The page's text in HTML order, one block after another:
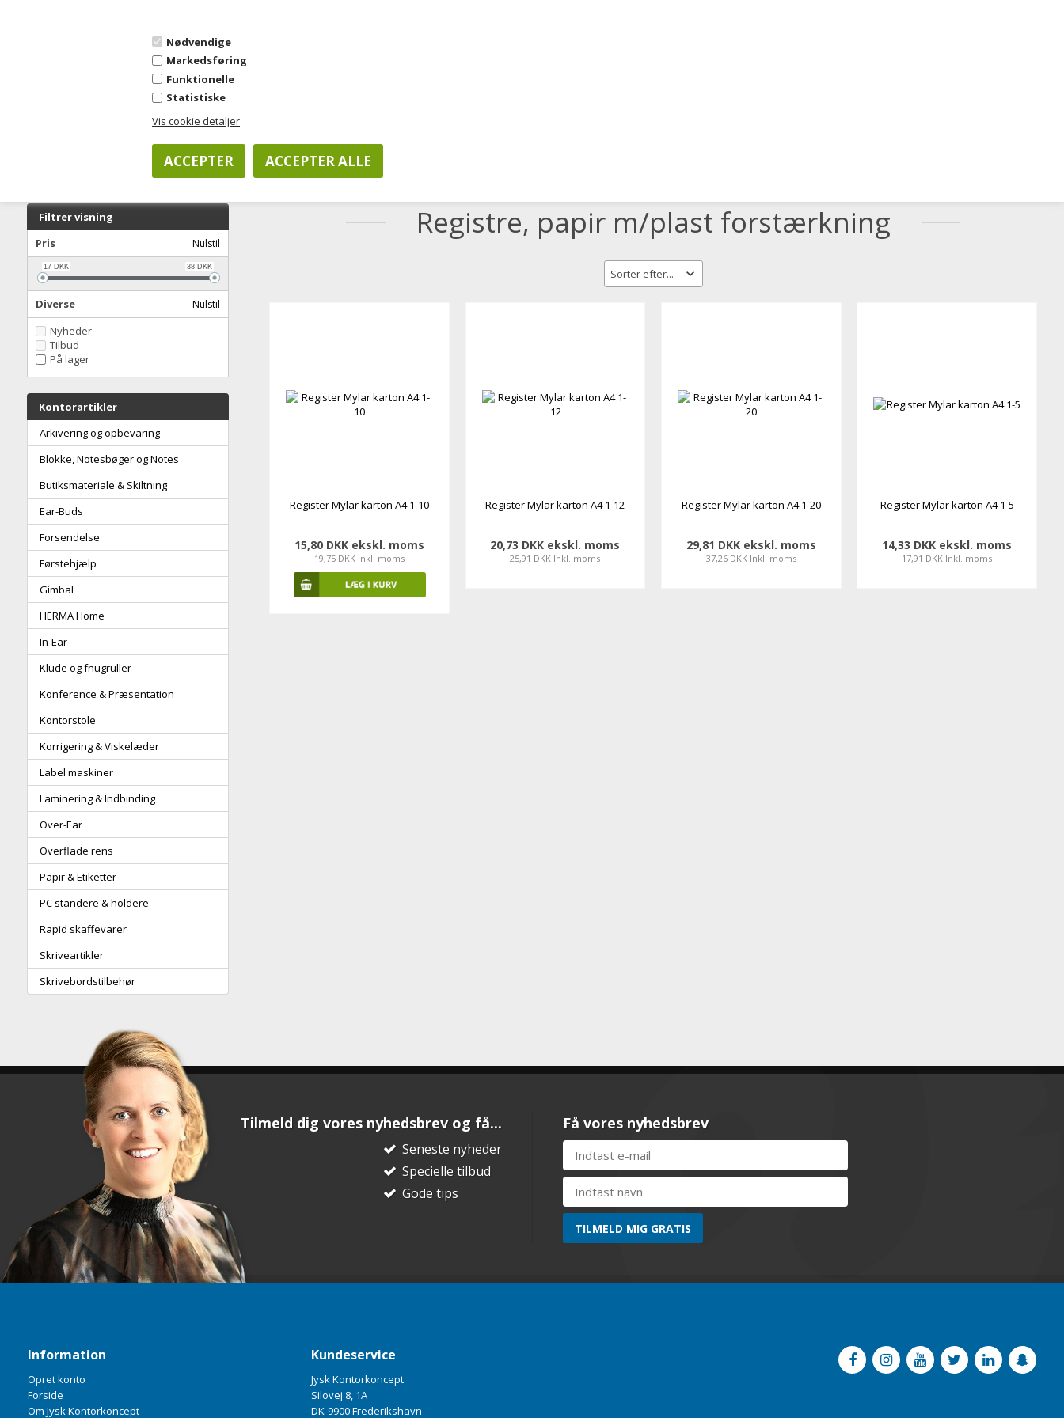
Nødvendige
Markedsføring
Funktionelle
Statistiske
Vis cookie detaljer
KONTORARTIKLER
Filtrer visning
Pris
Nulstil
17DKK 38DKK
Diverse Nulstil
Nyheder
Tilbud
På lager
Kontorartikler
Arkivering og opbevaring
Blokke, Notesbøger og Notes
Butiksmateriale & Skiltning
Ear-Buds
Forsendelse
Førstehjælp
Gimbal
HERMA Home
In-Ear
Klude og fnugruller
Konference & Præsentation
Kontorstole
Korrigering & Viskelæder
Label maskiner
Laminering & Indbinding
Over-Ear
Overflade rens
Papir & Etiketter
PC standere & holdere
Rapid skaffevarer
Skriveartikler
Skrivebordstilbehør
Registre, papir m/plast forstærkning
Register Mylar karton A4 1-10
15,80 DKK ekskl. moms
19,75 DKK Inkl. moms
Register Mylar karton A4 1-12
20,73 DKK ekskl. moms
25,91 DKK Inkl. moms
Register Mylar karton A4 1-20
29,81 DKK ekskl. moms
37,26 DKK Inkl. moms
Register Mylar karton A4 1-5
14,33 DKK ekskl. moms
17,91 DKK Inkl. moms
Tilmeld dig vores nyhedsbrev og få...
Seneste nyheder
Specielle tilbud
Gode tips
Få vores nyhedsbrev
Information
Opret konto
Forside
Om Jysk Kontorkoncept
Kundeservice
Jysk Kontorkoncept
Silovej 8, 1A
DK-9900 Frederikshavn